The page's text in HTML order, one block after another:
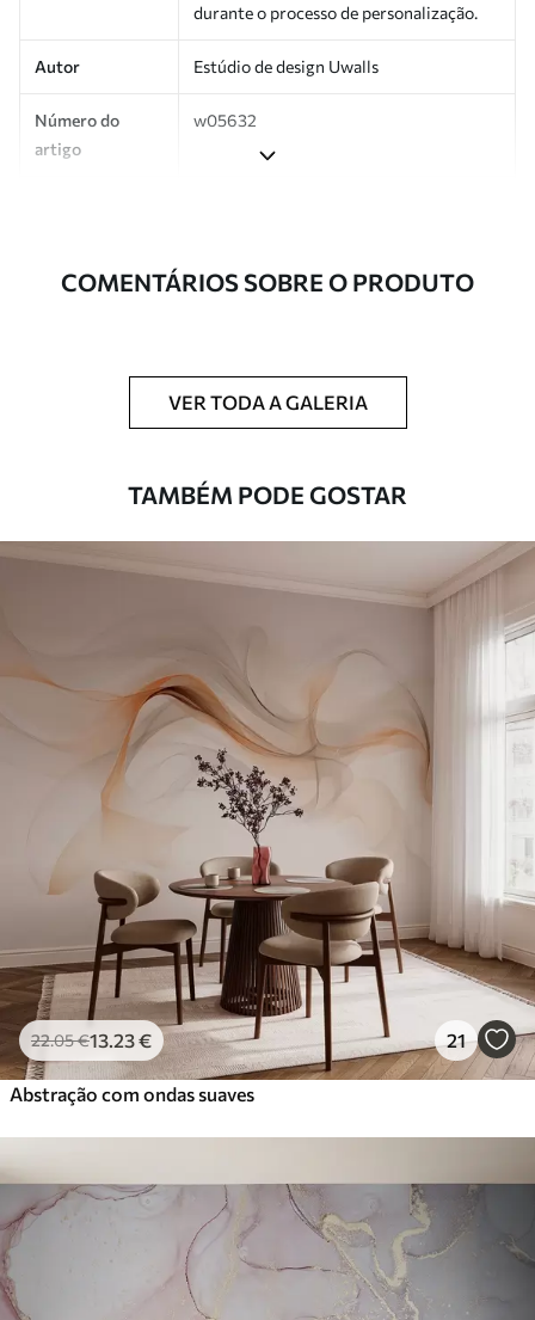
durante o processo de personalização.
Autor Estúdio de design Uwalls
Número do
artigo
w05632
Adicionalmente
Disponível com revestimento de verniz
esponja macia. Murais de parede com
revestimento de verniz podem ser limpos
Aplicação perfeita
Standard
€/m²
Premium
Vinil Premium
39.00 €/m²
Peel and Stick
81.6749.00€/m²
COMENTÁRIOS SOBRE O PRODUTO
VER TODA A GALERIA
TAMBÉM PODE GOSTAR
22.05€13 .23€ 21
Abstração com ondas suaves